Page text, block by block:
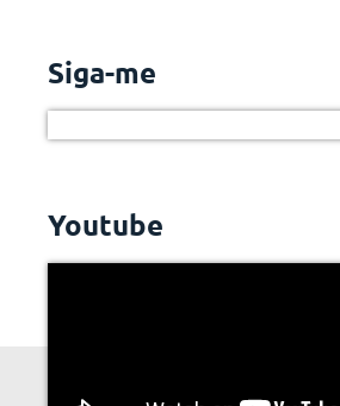
Siga-me
Youtube